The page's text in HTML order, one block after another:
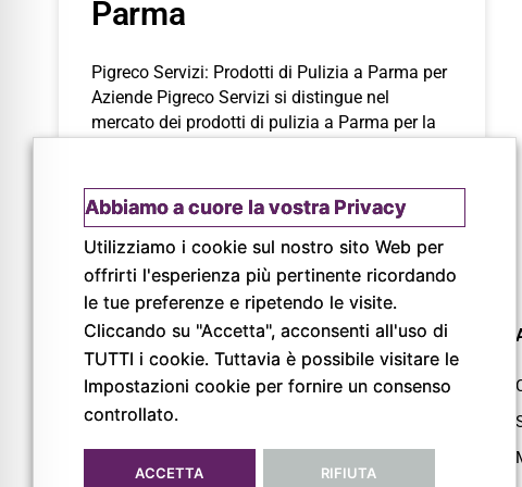
Parma
Pigreco Servizi: Prodotti di Pulizia a Parma per
Aziende Pigreco Servizi si distingue nel
mercato dei prodotti di pulizia a Parma per la
LEGGI
© Copyright 2026
Pigreco Srl Unipersonale
P. IVA: 02789840341
REA: PR-267093
Abbiamo a cuore la vostra Privacy
Utilizziamo i cookie sul nostro sito Web per
offrirti l'esperienza più pertinente ricordando
le tue preferenze e ripetendo le visite.
Cliccando su "Accetta", acconsenti all'uso di
TUTTI i cookie. Tuttavia è possibile visitare le
Impostazioni cookie per fornire un consenso
controllato.
ACCETTA RIFIUTA